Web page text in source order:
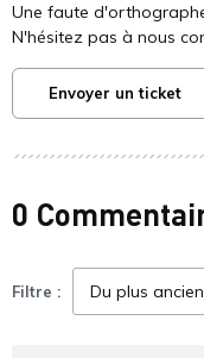
Une faute
N'hésitez pas à nous
Envoyer un ticket
0
Filtre :